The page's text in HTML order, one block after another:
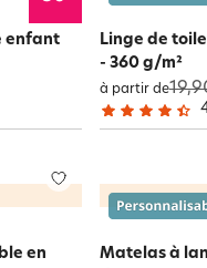
enfant
Linge de
- 360 g/m²
à partir de
en
Matelas à